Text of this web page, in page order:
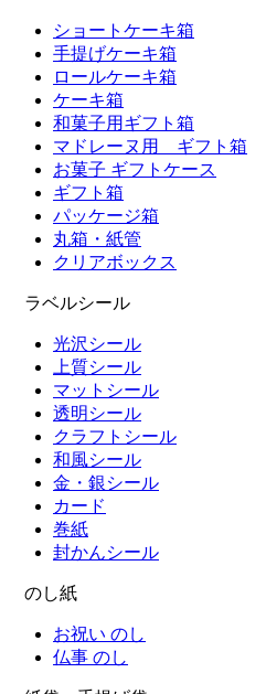
ショートケーキ箱
手提げケーキ箱
ロールケーキ箱
ケーキ箱
和菓子用ギフト箱
マドレーヌ用 ギフト箱
お菓子 ギフトケース
ギフト箱
パッケージ箱
丸箱・紙管
クリアボックス
ラベルシール
光沢シール
上質シール
マットシール
透明シール
クラフトシール
和風シール
金・銀シール
カード
巻紙
封かんシール
のし紙
お祝い のし
仏事 のし